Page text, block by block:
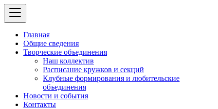
Главная
Общие сведения
Творческие объединения
Наш коллектив
Расписание кружков и секций
Клубные формирования и любительские
объединения
Новости и события
Контакты